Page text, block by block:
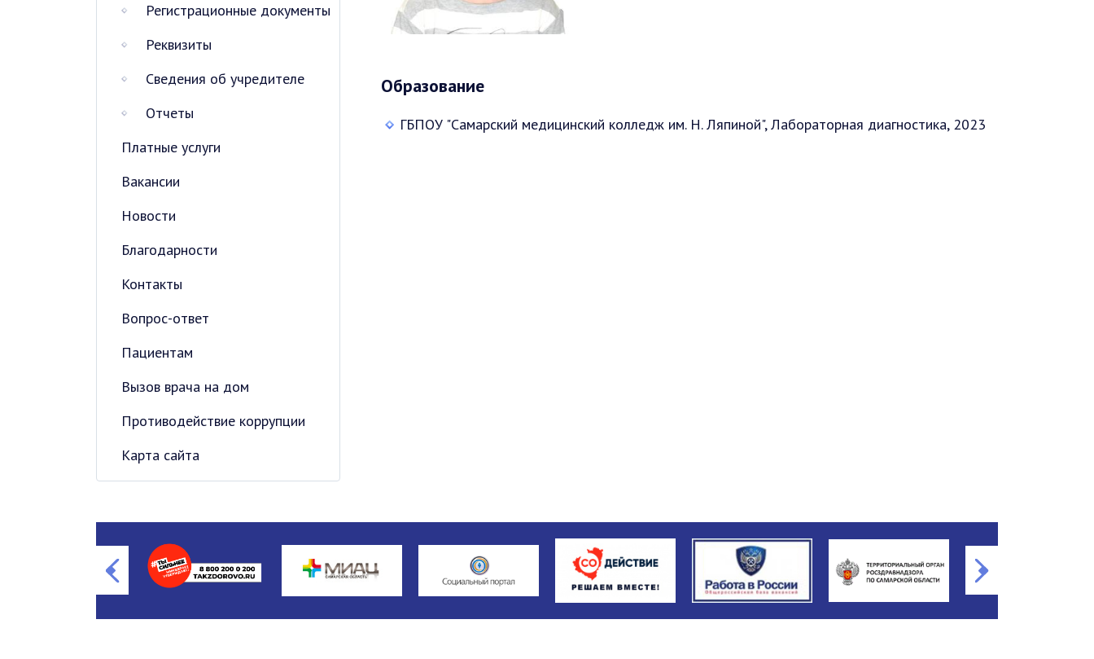
Регистрационные документы
Реквизиты
Сведения об учредителе
Отчеты
Платные услуги
Вакансии
Новости
Благодарности
Контакты
Вопрос-ответ
Пациентам
Вызов врача на дом
Противодействие коррупции
Карта сайта
Образование
ГБПОУ "Самарский медицинский колледж им. Н. Ляпиной", Лабораторная диагностика, 2023